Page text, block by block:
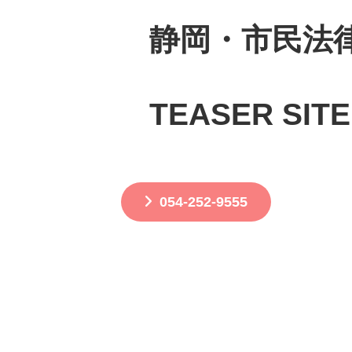
静岡・市民法
TEASER SITE
054-252-9555